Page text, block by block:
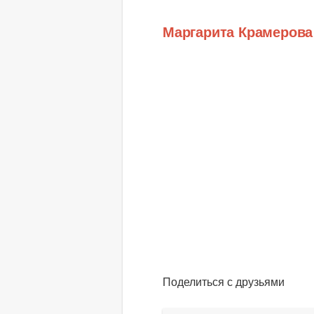
Маргарита
Поделиться с друзьями